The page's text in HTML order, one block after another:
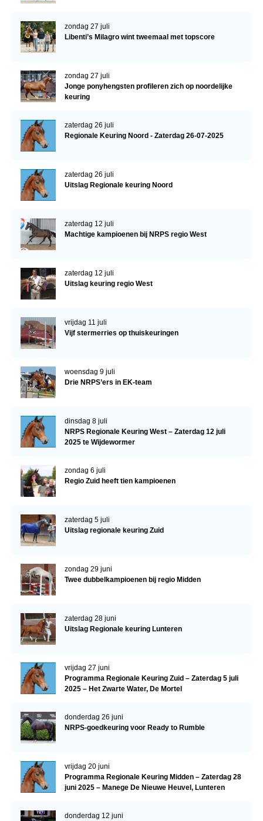
zondag 27 juli
Libenti’s Milagro wint tweemaal met topscore
zondag 27 juli
Jonge ponyhengsten profileren zich op noordelijke
keuring
zaterdag 26 juli
Regionale Keuring Noord - Zaterdag 26-07-2025
zaterdag 26 juli
Uitslag Regionale keuring Noord
zaterdag 12 juli
Machtige kampioenen bij NRPS regio West
zaterdag 12 juli
Uitslag keuring regio West
vrijdag 11 juli
Vijf stermerries op thuiskeuringen
woensdag 9 juli
Drie NRPS’ers in EK-team
dinsdag 8 juli
NRPS Regionale Keuring West – Zaterdag 12 juli
2025 te Wijdewormer
zondag 6 juli
Regio Zuid heeft tien kampioenen
zaterdag 5 juli
Uitslag regionale keuring Zuid
zondag 29 juni
Twee dubbelkampioenen bij regio Midden
zaterdag 28 juni
Uitslag Regionale keuring Lunteren
vrijdag 27 juni
Programma Regionale Keuring Zuid – Zaterdag 5 juli
2025 – Het Zwarte Water, De Mortel
donderdag 26 juni
NRPS-goedkeuring voor Ready to Rumble
vrijdag 20 juni
Programma Regionale Keuring Midden – Zaterdag 28
juni 2025 – Manege De Nieuwe Heuvel, Lunteren
donderdag 12 juni